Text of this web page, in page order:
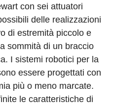
con sei attuatori
delle realizzazioni
di estremità piccolo e
sommità di un braccio
I sistemi robotici per la
essere progettati con
più o meno marcate.
le caratteristiche di